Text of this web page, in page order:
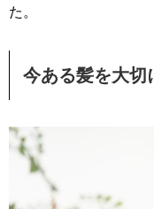
た。
今ある髪を大